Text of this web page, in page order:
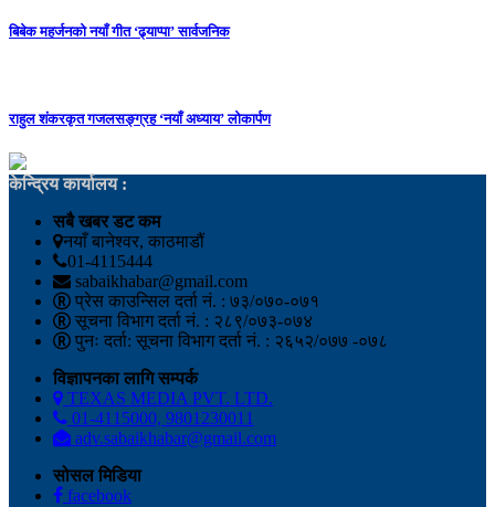
बिबेक महर्जनको नयाँ गीत ‘ढ्याप्पा’ सार्वजनिक
राहुल शंकरकृत गजलसङ्ग्रह ‘नयाँ अध्याय’ लोकार्पण
केन्द्रिय कार्यालय :
सबै खबर डट कम
नयाँ बानेश्वर, काठमाडौं
01-4115444
sabaikhabar@gmail.com
प्रेस काउन्सिल दर्ता नं. : ७३/०७०-०७१
सूचना विभाग दर्ता नं. : २८९/०७३-०७४
पुनः दर्ता: सूचना विभाग दर्ता नं. : २६५२/०७७ -०७८
विज्ञापनका लागि सम्पर्क
TEXAS MEDIA PVT. LTD.
01-4115000, 9801230011
adv.sabaikhabar@gmail.com
सोसल मिडिया
facebook